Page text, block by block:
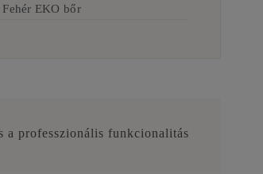
Fehér EKO bőr
a professzionális funkcionalitás